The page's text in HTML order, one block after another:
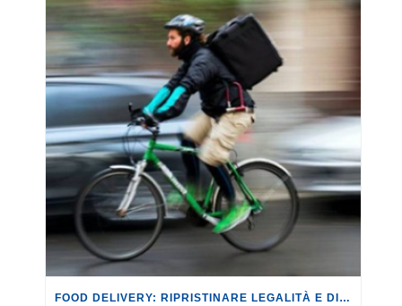
FOOD DELIVERY: RIPRISTINARE LEGALITÀ E DIGNITÀ NEL SETTORE.